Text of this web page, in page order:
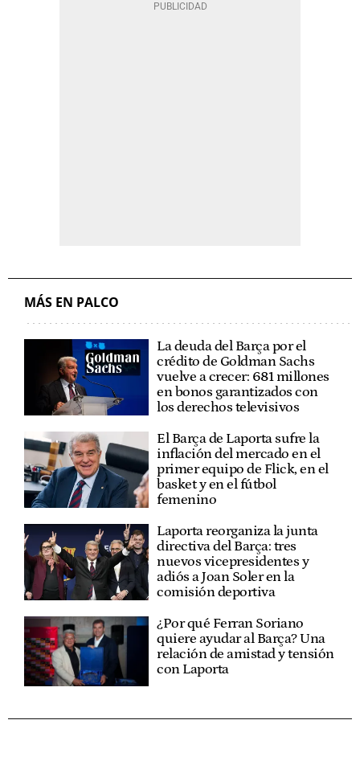
MÁS EN PALCO
La deuda del Barça por el
crédito de Goldman Sachs
vuelve a crecer: 681 millones
en bonos garantizados con
los derechos televisivos
El Barça de Laporta sufre la
inflación del mercado en el
primer equipo de Flick, en el
basket y en el fútbol
femenino
Laporta reorganiza la junta
directiva del Barça: tres
nuevos vicepresidentes y
adiós a Joan Soler en la
comisión deportiva
¿Por qué Ferran Soriano
quiere ayudar al Barça? Una
relación de amistad y tensión
con Laporta